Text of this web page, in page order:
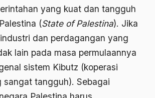
yang kuat dan tangguh
(State of Palestina). Jika
dan perdagangan yang
lain pada masa permulaannya
sistem Kibutz (koperasi
sangat tangguh). Sebagai